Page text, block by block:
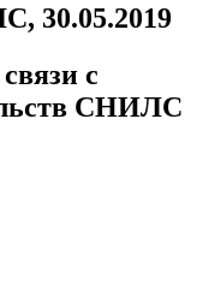
30.05.2019
с
СНИЛС